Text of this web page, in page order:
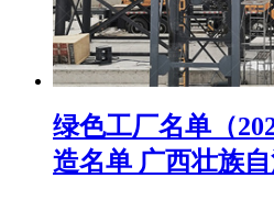
绿色工厂名单（
造名单 广西壮族自